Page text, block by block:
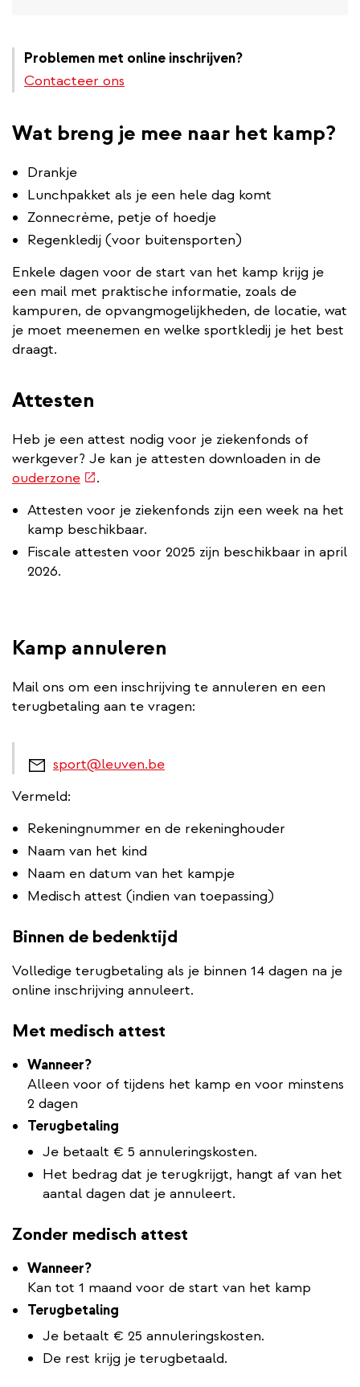
Problemen met online inschrijven?
Contacteer ons
Wat breng je mee naar het kamp?
Drankje
Lunchpakket als je een hele dag komt
Zonnecrème, petje of hoedje
Regenkledij (voor buitensporten)
Enkele dagen voor de start van het kamp krijg je
een mail met praktische informatie, zoals de
kampuren, de opvangmogelijkheden, de locatie, wat
je moet meenemen en welke sportkledij je het best
draagt.
Attesten
Heb je een attest nodig voor je ziekenfonds of
werkgever? Je kan je attesten downloaden in de
ouderzone(externe
.
Attesten voor je ziekenfonds zijn een week na het
kamp beschikbaar.
Fiscale attesten voor 2025 zijn beschikbaar in april
2026.
Kamp annuleren
Mail ons om een inschrijving te annuleren en een
terugbetaling aan te vragen:
sport@leuven.be
Vermeld:
Rekeningnummer en de rekeninghouder
Naam van het kind
Naam en datum van het kampje
Medisch attest (indien van toepassing)
Binnen de bedenktijd
Volledige terugbetaling als je binnen 14 dagen na je
online inschrijving annuleert.
Met medisch attest
Wanneer?
Alleen voor of tijdens het kamp en voor minstens
2 dagen
Terugbetaling
Je betaalt € 5 annuleringskosten.
Het bedrag dat je terugkrijgt, hangt af van het
aantal dagen dat je annuleert.
Zonder medisch attest
Wanneer?
Kan tot 1 maand voor de start van het kamp
Terugbetaling
Je betaalt € 25 annuleringskosten.
De rest krijg je terugbetaald.